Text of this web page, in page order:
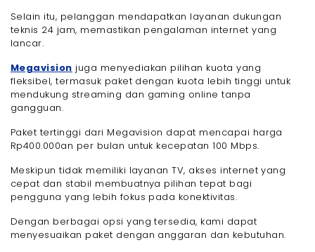
Selain itu, pelanggan mendapatkan layanan dukungan
teknis 24 jam, memastikan pengalaman internet yang
lancar.
Megavision juga menyediakan pilihan kuota yang
fleksibel, termasuk paket dengan kuota lebih tinggi untuk
mendukung streaming dan gaming online tanpa
gangguan.
Paket tertinggi dari Megavision dapat mencapai harga
Rp400.000an per bulan untuk kecepatan 100 Mbps.
Meskipun tidak memiliki layanan TV, akses internet yang
cepat dan stabil membuatnya pilihan tepat bagi
pengguna yang lebih fokus pada konektivitas.
Dengan berbagai opsi yang tersedia, kami dapat
menyesuaikan paket dengan anggaran dan kebutuhan.